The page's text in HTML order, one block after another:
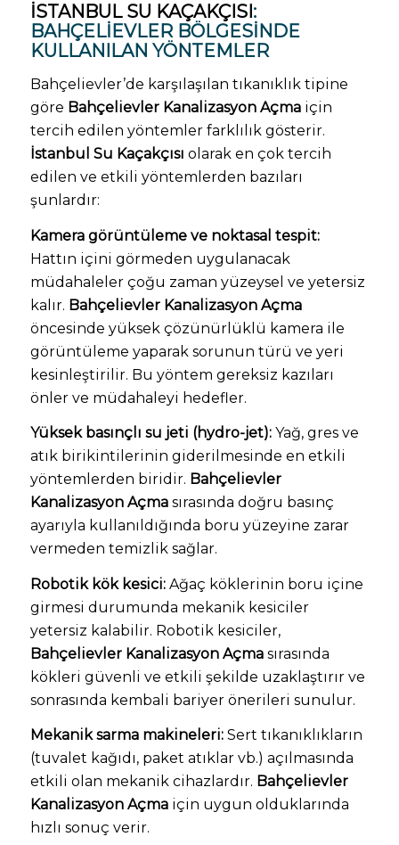
İSTANBUL SU KAÇAKÇISI:
BAHÇELIEVLER BÖLGESINDE
KULLANILAN YÖNTEMLER
Bahçelievler’de karşılaşılan tıkanıklık tipine
göre Bahçelievler Kanalizasyon Açmaiçin
tercih edilen yöntemler farklılık gösterir.
İstanbul Su Kaçakçısı olarak en çok tercih
edilen ve etkili yöntemlerden bazıları
şunlardır:
Kamera görüntüleme ve noktasal tespit:
Hattın içini görmeden uygulanacak
müdahaleler çoğu zaman yüzeysel ve yetersiz
kalır. Bahçelievler Kanalizasyon Açma
öncesinde yüksek çözünürlüklü kamera ile
görüntüleme yaparak sorunun türü ve yeri
kesinleştirilir. Bu yöntem gereksiz kazıları
önler ve müdahaleyi hedefler.
Yüksek basınçlı su jeti (hydro-jet):Yağ, gres ve
atık birikintilerinin giderilmesinde en etkili
yöntemlerden biridir. Bahçelievler
Kanalizasyon Açmasırasında doğru basınç
ayarıyla kullanıldığında boru yüzeyine zarar
vermeden temizlik sağlar.
Robotik kök kesici:Ağaç köklerinin boru içine
girmesi durumunda mekanik kesiciler
yetersiz kalabilir. Robotik kesiciler,
Bahçelievler Kanalizasyon Açmasırasında
kökleri güvenli ve etkili şekilde uzaklaştırır ve
sonrasında kembali bariyer önerileri sunulur.
Mekanik sarma makineleri:Sert tıkanıklıkların
(tuvalet kağıdı, paket atıklar vb.) açılmasında
etkili olan mekanik cihazlardır. Bahçelievler
Kanalizasyon Açmaiçin uygun olduklarında
hızlı sonuç verir.